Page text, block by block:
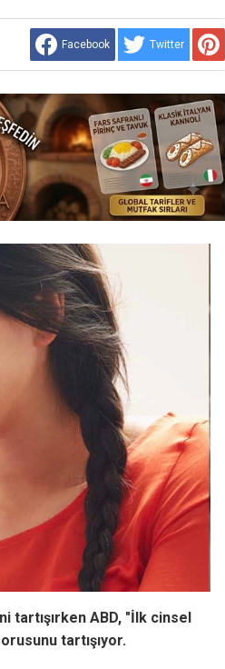
Facebook Twitter
ABD, "İlk cinsel
tartışıyor.